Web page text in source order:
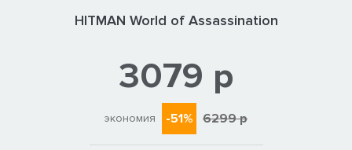
HITMAN World of Assassination
3079 р
экономия -51% 6299 р